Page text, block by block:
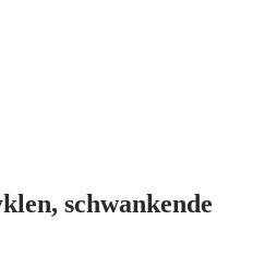
schwankende